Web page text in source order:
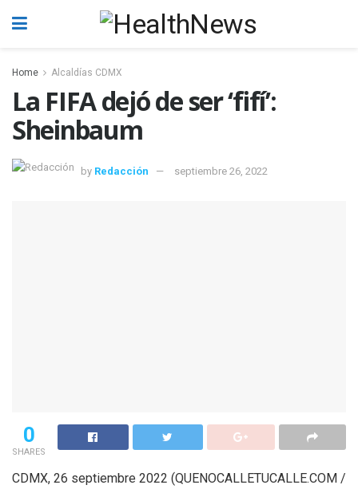
Home Alcaldías CDMX
La FIFA dejó de ser ‘fifí’:
Sheinbaum
by Redacción septiembre 26, 2022
0
SHARES
CDMX, 26 septiembre 2022 (QUENOCALLETUCALLE.COM /